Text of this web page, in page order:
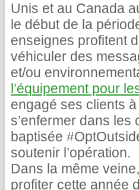
Unis et au Canada
le début de la
enseignes profitent
véhiculer des
et/ou
l’équipement pour
engagé ses clients
s’enfermer dans
baptisée
soutenir l’opération.
Dans la même
profiter cette année